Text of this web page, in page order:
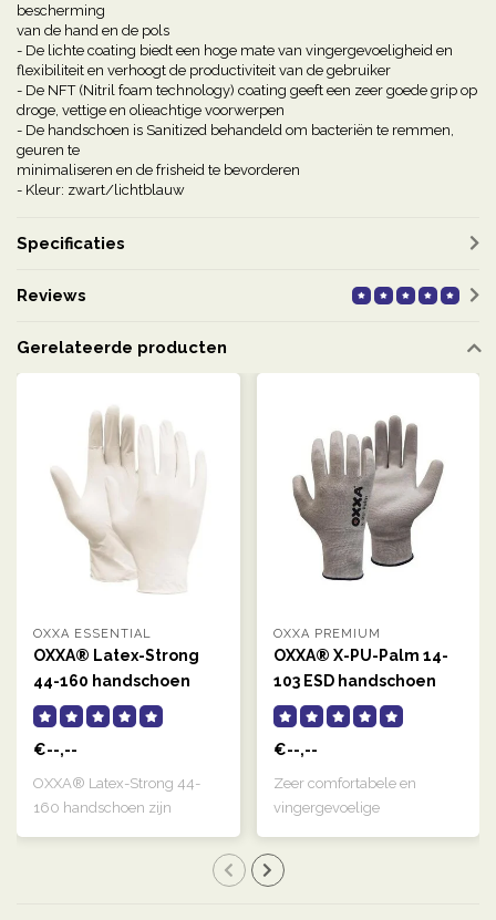
bescherming
van de hand en de pols
- De lichte coating biedt een hoge mate van vingergevoeligheid en
flexibiliteit en verhoogt de productiviteit van de gebruiker
- De NFT (Nitril foam technology) coating geeft een zeer goede grip op
droge, vettige en olieachtige voorwerpen
- De handschoen is Sanitized behandeld om bacteriën te remmen,
geuren te
minimaliseren en de frisheid te bevorderen
- Kleur: zwart/lichtblauw
Specificaties
Reviews
Gerelateerde producten
OXXA ESSENTIAL
OXXA® Latex-Strong
44-160 handschoen
€--,--
OXXA® Latex-Strong 44-
160 handschoen zijn
OXXA PREMIUM
OXXA® X-PU-Palm 14-
103 ESD handschoen
€--,--
Zeer comfortabele en
vingergevoelige